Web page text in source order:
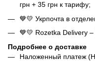
грн + 35 грн к тарифу;
💙💛 Укрпочта в
💙💛 Rozetka Delivery –
Подробнее о доставке
Наложенный платеж